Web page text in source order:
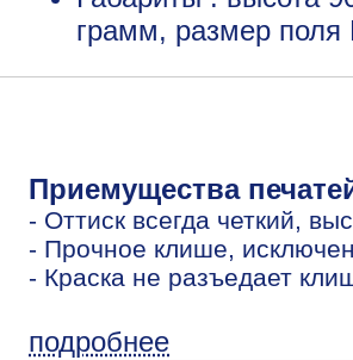
грамм, размер поля
Приемущества
- Оттиск всегда четкий,
- Прочное клише,
- Краска не разъедает
подробнее